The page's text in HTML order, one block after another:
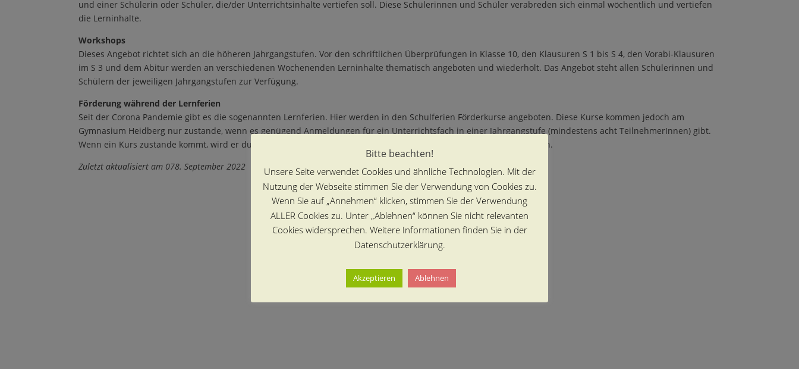
und einer Schülerin oder Schüler, die/der Unterrichtsinhalte vertiefen soll. Diese Schülerinnen und Schüler verabreden sich einmal wöchentlich und vertiefen
die Lerninhalte.
Workshops
Dieses Angebot richtet sich an die höheren Jahrgangstufen. Vor den schriftlichen Überprüfungen in Klasse 10, den Klausuren S 1 bis S 4, den Vorabi-Klausuren
im S 3 und dem Abitur werden an verschiedenen Wochenenden Lerninhalte thematisch angeboten und wiederholt. Das Angebot steht allen Schülerinnen und
Schülern der jeweiligen Jahrgangstufen zur Verfügung.
Förderung während der Lernferien
Seit der Corona Pandemie gibt es die sogenannten Lernferien. Hier werden in den Schulferien Förderkurse angeboten. Diese Kurse kommen jedoch am
Gymnasium Heidberg nur zustande, wenn es genügend Anmeldungen für ein Unterrichtsfach in einer Jahrgangstufe (mindestens acht TeilnehmerInnen) gibt.
Wenn ein Kurs zustande kommt, wird er durch externe Lernunterstützer in den Räumlichkeiten der Schule angeboten.
Zuletzt aktualisiert am 078. September 2022
Bitte beachten!
Unsere Seite verwendet Cookies und ähnliche Technologien. Mit der
Nutzung der Webseite stimmen Sie der Verwendung von Cookies zu.
Wenn Sie auf „Annehmen“ klicken, stimmen Sie der Verwendung
ALLER Cookies zu. Unter „Ablehnen“ können Sie nicht relevanten
Cookies widersprechen. Weitere Informationen finden Sie in der
Datenschutzerklärung.
Akzeptieren Ablehnen